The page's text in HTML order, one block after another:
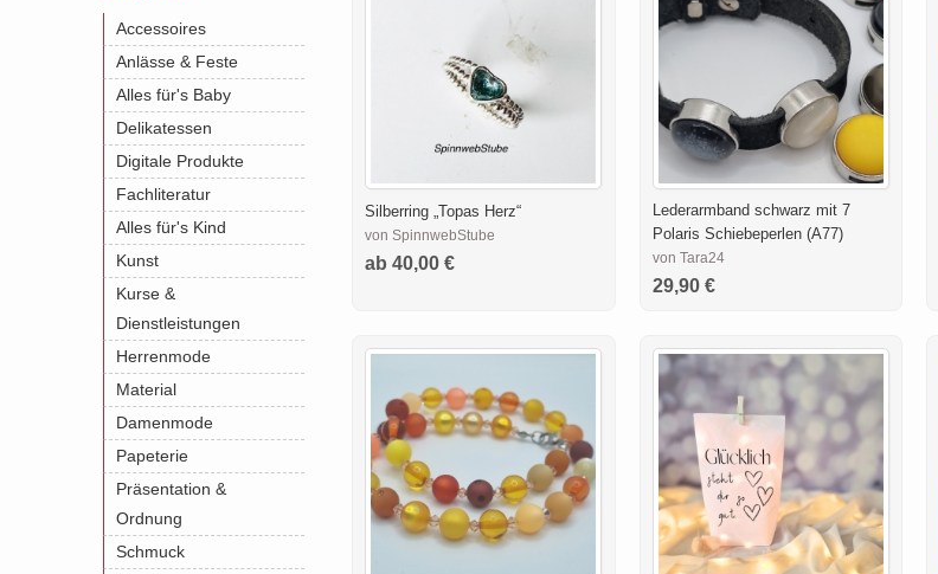
Accessoires
Anlässe & Feste
Alles für's Baby
Delikatessen
Digitale Produkte
Fachliteratur
Alles für's Kind
Kunst
Kurse &
Dienstleistungen
Herrenmode
Material
Damenmode
Papeterie
Präsentation &
Ordnung
Schmuck
Silberring „Topas Herz“
von SpinnwebStube
ab 40,00 €
Lederarmband schwarz mit 7
Polaris Schiebeperlen (A77)
von Tara24
29,90 €